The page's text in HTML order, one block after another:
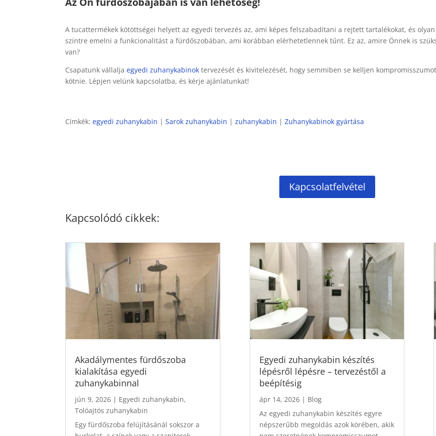
A tucattermékek kötöttségei helyett az egyedi tervezés az, ami képes felszabadítani a rejtett tartalékokat, és olyan
szintre emelni a funkcionalitást a fürdőszobában, ami korábban elérhetetlennek tűnt. Ez az, amire Önnek is
van?
Csapatunk vállaljaegyedi zuhanykabinok tervezését és kivitelezését, hogy semmiben se kelljen kompromisszumot
kötnie. Lépjen velünk kapcsolatba, és kérje ajánlatunkat!
Címkék:egyedi zuhanykabin |Sarok zuhanykabin |zuhanykabin |Zuhanykabinok gyártása
Kapcsolatfelvétel
Kapcsolódó cikkek:
Akadálymentes fürdőszoba
kialakítása egyedi
zuhanykabinnal
jún 9, 2026 | Egyedi zuhanykabin,
Tolóajtós zuhanykabin
Egy fürdőszoba felújításánál sokszor a
Egyedi zuhanykabin készítés
lépésről lépésre – tervezéstől a
beépítésig
ápr 14, 2026| Blog
Az egyedi zuhanykabin készítés egyre
népszerűbb megoldás azok körében, akik